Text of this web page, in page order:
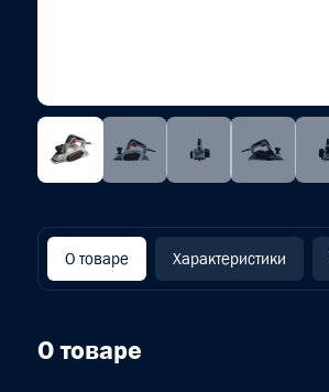
О товаре Характеристики
О товаре